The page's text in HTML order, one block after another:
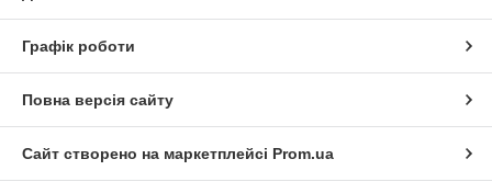
Графік роботи
Повна версія сайту
Сайт створено на маркетплейсі Prom.ua